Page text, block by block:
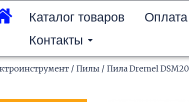
Каталог товаров Оплата
Контакты
/ Пилы / Пила Dremel DSM20